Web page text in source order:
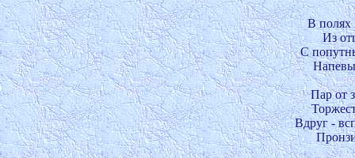
В полях
Из
С
Напевы
Пар от
Вдруг -